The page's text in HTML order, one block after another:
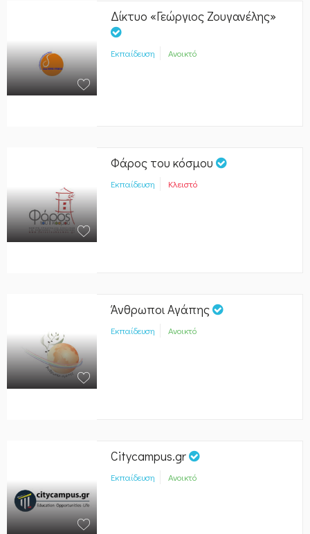
Δίκτυο «Γεώργιος Ζουγανέλης»
Εκπαίδευση Ανοικτό
Φάρος του κόσμου
Εκπαίδευση Κλειστό
Άνθρωποι Αγάπης
Εκπαίδευση Ανοικτό
Citycampus.gr
Εκπαίδευση Ανοικτό